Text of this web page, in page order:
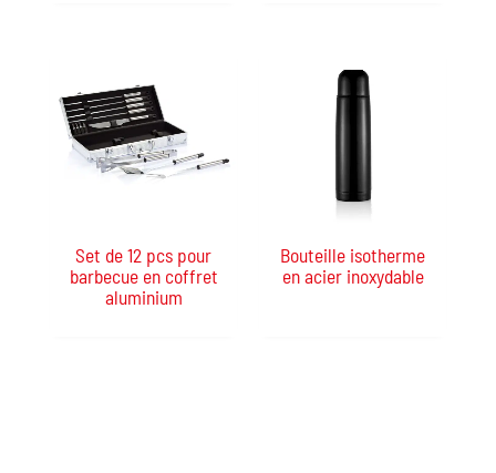
Set de 12 pcs pour
barbecue en coffret
aluminium
Bouteille isotherme
en acier inoxydable